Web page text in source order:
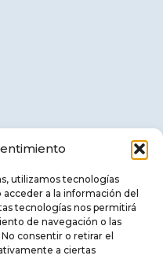
utilizamos tecnologías
a la información del
tecnologías nos permitirá
de navegación o las
consentir o retirar el
a ciertas